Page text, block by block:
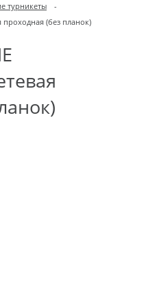
турникеты
-
проходная (без планок)